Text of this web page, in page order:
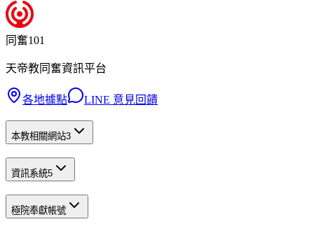
同奮101
天帝教同奮資訊平台
各地據點 LINE 意見回饋
本教相關網站3
資訊系統5
極院奉獻帳號